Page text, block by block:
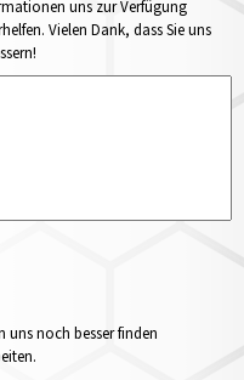
uns zur Verfügung
Vielen Dank, dass Sie uns
uns noch besser finden